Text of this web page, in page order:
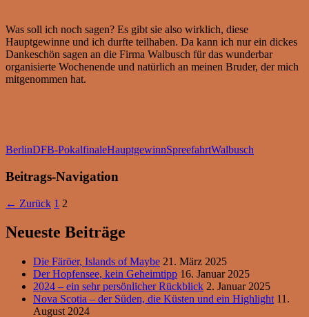
Was soll ich noch sagen? Es gibt sie also wirklich, diese
Hauptgewinne und ich durfte teilhaben. Da kann ich nur ein dickes
Dankeschön sagen an die Firma Walbusch für das wunderbar
organisierte Wochenende und natürlich an meinen Bruder, der mich
mitgenommen hat.
BerlinDFB-PokalfinaleHauptgewinnSpreefahrtWalbusch
Beitrags-Navigation
← Zurück 1 2
Neueste Beiträge
Die Färöer, Islands of Maybe 21. März 2025
Der Hopfensee, kein Geheimtipp 16. Januar 2025
2024 – ein sehr persönlicher Rückblick 2. Januar 2025
Nova Scotia – der Süden, die Küsten und ein Highlight 11.
August 2024